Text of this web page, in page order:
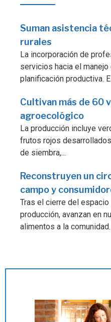
Suman asistencia
rurales
La incorporación de
servicios hacia el
planificación productiva.
Cultivan más de 60
agroecológico
La producción incluye
frutos rojos
de siembra,...
Reconstruyen un
campo y
Tras el cierre del
producción, avanzan en
alimentos a la comunidad.